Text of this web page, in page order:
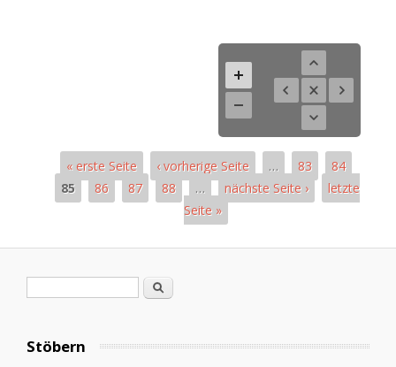
« erste Seite ‹ vorherige Seite … 83
84
85
86 87 88 … nächste Seite ›
letzte
Seite »
Search
Stöbern